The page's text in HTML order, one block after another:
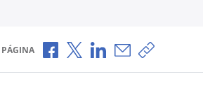
PÁGINA Compartilhar no Facebook
Compartilhar no X
Compartilhar no
Compartilhar
Copiar